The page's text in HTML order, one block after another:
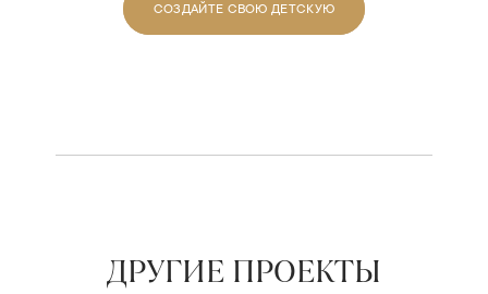
СОЗДАЙТЕ СВОЮ ДЕТСКУЮ
ДРУГИЕ ПРОЕКТЫ